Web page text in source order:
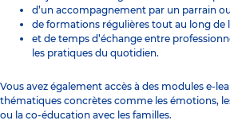
d’un accompagnement par un parrain
de formations régulières tout au long de
et de temps d’échange entre
les pratiques du quotidien.
Vous avez également accès à des modules e-
thématiques concrètes comme les émotions,
ou la co-éducation avec les familles.